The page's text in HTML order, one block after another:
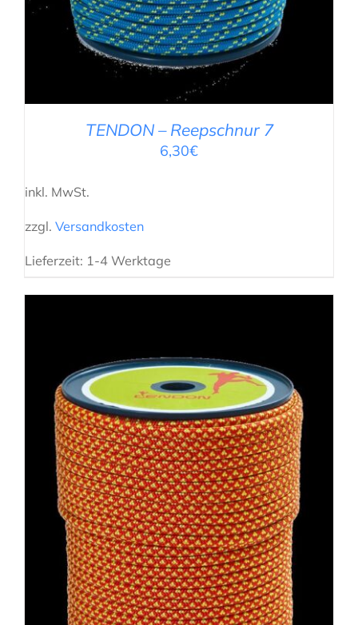
TENDON – Reepschnur 7
6,30€
inkl. MwSt.
zzgl. Versandkosten
Lieferzeit: 1-4 Werktage
AUSFÜHRUNG WÄHLEN / DETAILS